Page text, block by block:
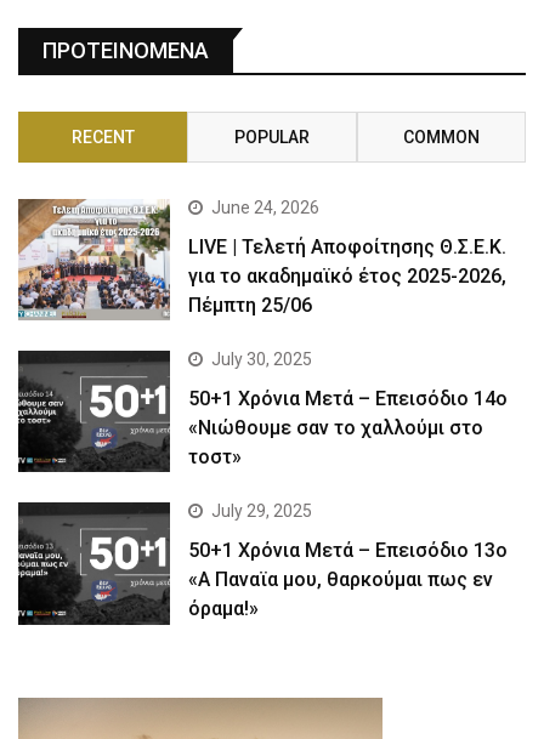
ΠΡΟΤΕΙΝΟΜΕΝΑ
RECENT POPULAR COMMON
June 24, 2026
LIVE | Τελετή Αποφοίτησης Θ.Σ.Ε.Κ.
για το ακαδημαϊκό έτος 2025-2026,
Πέμπτη 25/06
July 30, 2025
50+1 Χρόνια Μετά – Επεισόδιο 14ο
«Νιώθουμε σαν το χαλλούμι στο
τοστ»
July 29, 2025
50+1 Χρόνια Μετά – Επεισόδιο 13ο
«Α Παναϊα μου, θαρκούμαι πως εν
όραμα!»